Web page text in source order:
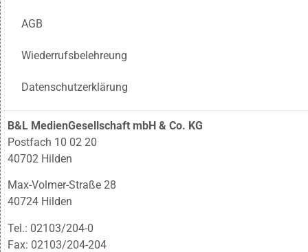
AGB
Wiederrufsbelehreung
Datenschutzerklärung
B&L MedienGesellschaft mbH & Co. KG
Postfach 10 02 20
40702 Hilden
Max-Volmer-Straße 28
40724 Hilden
Tel.: 02103/204-0
Fax: 02103/204-204